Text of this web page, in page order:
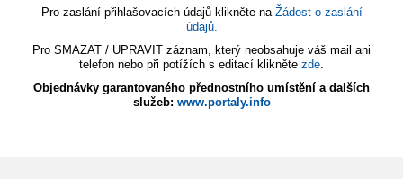
Pro zaslání přihlašovacích údajů klikněte na Žádost o zaslání
údajů.
Pro SMAZAT / UPRAVIT záznam, který neobsahuje váš mail ani
telefon nebo při potížích s editací klikněte zde.
Objednávky garantovaného přednostního umístění a dalších
služeb: www.portaly.info